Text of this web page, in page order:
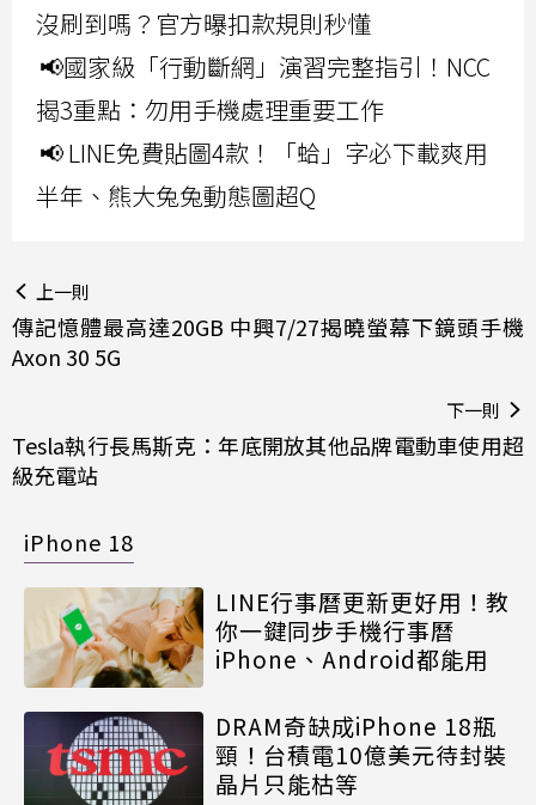
沒刷到嗎？官方曝扣款規則秒懂
📢國家級「行動斷網」演習完整指引！NCC
揭3重點：勿用手機處理重要工作
📢 LINE免費貼圖4款！「蛤」字必下載爽用
半年、熊大兔兔動態圖超Q
上一則
傳記憶體最高達20GB 中興7/27揭曉螢幕下鏡頭手機
Axon 30 5G
下一則
Tesla執行長馬斯克：年底開放其他品牌電動車使用超
級充電站
iPhone 18
LINE行事曆更新更好用！教
你一鍵同步手機行事曆
iPhone、Android都能用
DRAM奇缺成iPhone 18瓶
頸！台積電10億美元待封裝
晶片只能枯等